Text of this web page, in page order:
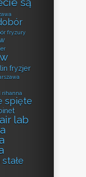
fryzury
fryzjer
rihanna
spięte
lab